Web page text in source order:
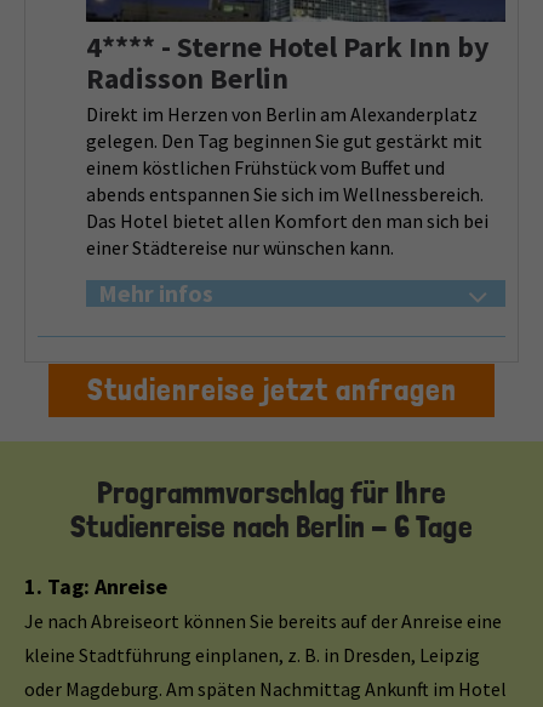
4**** - Sterne Hotel Park Inn by
Radisson Berlin
Direkt im Herzen von Berlin am Alexanderplatz
gelegen. Den Tag beginnen Sie gut gestärkt mit
einem köstlichen Frühstück vom Buffet und
abends entspannen Sie sich im Wellnessbereich.
Das Hotel bietet allen Komfort den man sich bei
einer Städtereise nur wünschen kann.
Mehr infos
Studienreise jetzt anfragen
Programmvorschlag für Ihre
Studienreise nach Berlin - 6 Tage
1. Tag: Anreise
Je nach Abreiseort können Sie bereits auf der Anreise eine
kleine Stadtführung einplanen, z. B. in Dresden, Leipzig
oder Magdeburg. Am späten Nachmittag Ankunft im Hotel